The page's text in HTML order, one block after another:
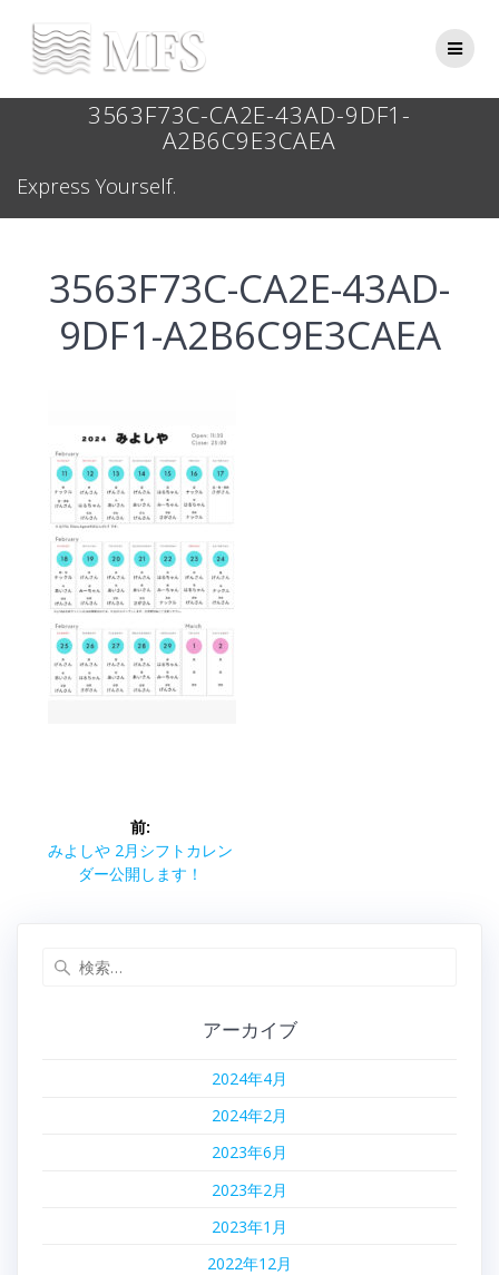
3563F73C-CA2E-43AD-9DF1-
A2B6C9E3CAEA
Express Yourself.
3563F73C-CA2E-43AD-
9DF1-A2B6C9E3CAEA
稿
ビ
前:
前
みよしや 2月シフトカレン
ダー公開します！
アーカイブ
2024年4月
2024年2月
2023年6月
2023年2月
2023年1月
2022年12月